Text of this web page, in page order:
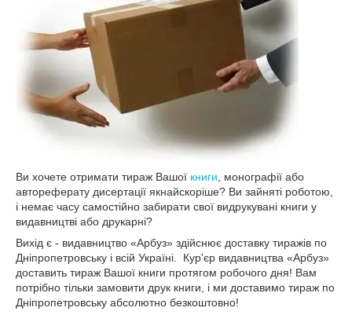
Ви хочете отримати тираж Вашої книги , монографії або
автореферату дисертації якнайскоріше? Ви зайняті роботою,
і немає часу самостійно забирати свої видрукувані книги у
видавництві або друкарні?
Вихід є - видавництво «Арбуз» здійснює доставку тиражів по
Дніпропетровську і всій Україні. Кур'єр видавництва «Арбуз»
доставить тираж Вашої книги протягом робочого дня! Вам
потрібно тільки замовити друк книги, і ми доставимо тираж по
Дніпропетровську абсолютно безкоштовно!